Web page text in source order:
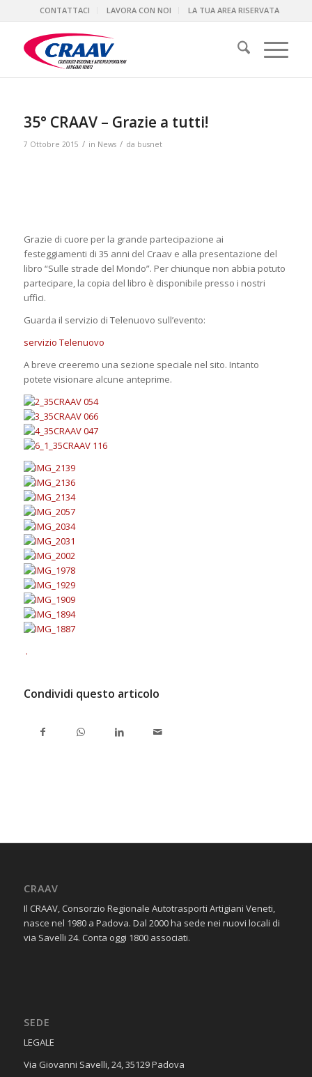
CONTATTACI LAVORA CON NOI LA TUA AREA RISERVATA
35° CRAAV – Grazie a tutti!
7 Ottobre 2015 / in News / da busnet
Grazie di cuore per la grande partecipazione ai
festeggiamenti di 35 anni del Craav e alla presentazione del
libro “Sulle strade del Mondo”. Per chiunque non abbia potuto
partecipare, la copia del libro è disponibile presso i nostri
uffici.
Guarda il servizio di Telenuovo sull’evento:
servizio Telenuovo
A breve creeremo una sezione speciale nel sito. Intanto
potete visionare alcune anteprime.
.
Condividi questo articolo
CRAAV
Il CRAAV, Consorzio Regionale Autotrasporti Artigiani Veneti,
nasce nel 1980 a Padova. Dal 2000 ha sede nei nuovi locali di
via Savelli 24. Conta oggi 1800 associati.
SEDE
​LEGALE
Via Giovanni Savelli, 24, 35129 Padova